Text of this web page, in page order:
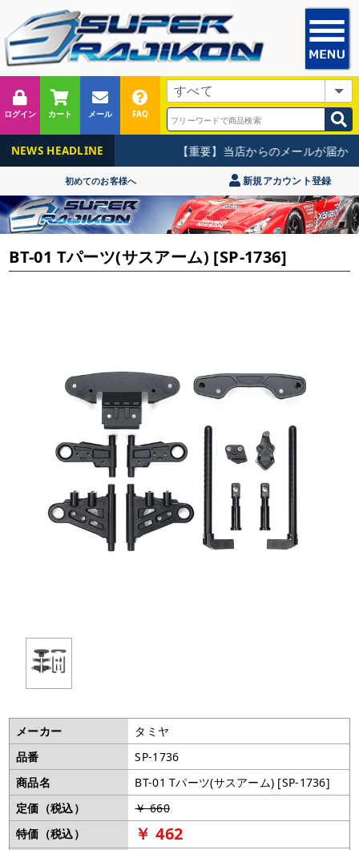
ログイン カート メール FAQ
NEWS HEADLINE 【重要】当店からのメールが届か
初めてのお客様へ 新規アカウント登録
BT-01 Tパーツ(サスアーム) [SP-1736]
メーカー
タミヤ
品番
SP-1736
商品名
BT-01 Tパーツ(サスアーム) [SP-1736]
定価（税込）
￥ 660
特価（税込）
￥ 462